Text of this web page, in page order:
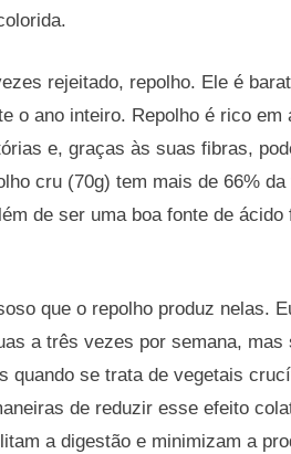
rejeitado, repolho. Ele é
o ano inteiro. Repolho é rico em
e, graças às suas fibras,
cru (70g) tem mais de 66%
de ser uma boa fonte de ácido
que o repolho produz nelas.
a três vezes por semana, mas
quando se trata de vegetais
de reduzir esse efeito
a digestão e minimizam a